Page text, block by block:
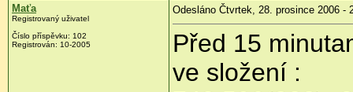
Maťa
Registrovaný uživatel
Číslo příspěvku: 102
Registrován: 10-2005
Odesláno Čtvrtek, 28. prosince 2006 -
Před 15
ve složení :